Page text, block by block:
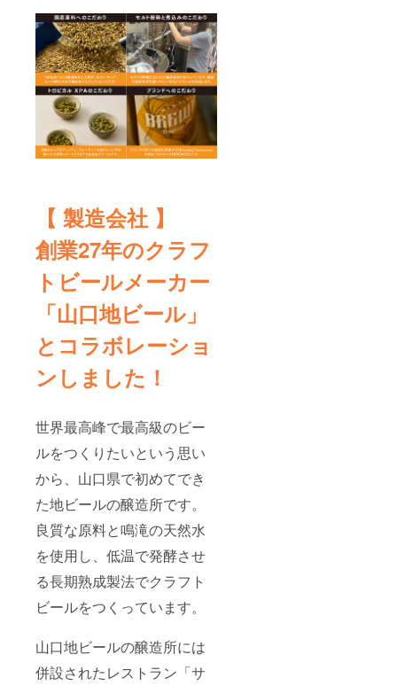
【 製造会社 】
創業27年のクラフ
トビールメーカー
「山口地ビール」
とコラボレーショ
ンしました！
世界最高峰で最高級のビー
ルをつくりたいという思い
から、山口県で初めてでき
た地ビールの醸造所です。
良質な原料と鳴滝の天然水
を使用し、低温で発酵させ
る長期熟成製法でクラフト
ビールをつくっています。
山口地ビールの醸造所には
併設されたレストラン「サ